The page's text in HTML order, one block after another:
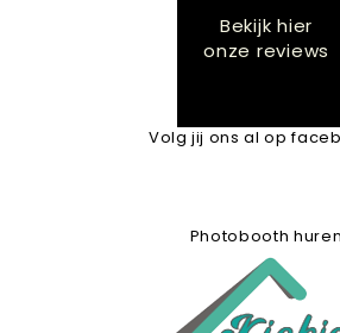
Bekijk hier
onze reviews
Volg jij ons al op
Photobooth huren